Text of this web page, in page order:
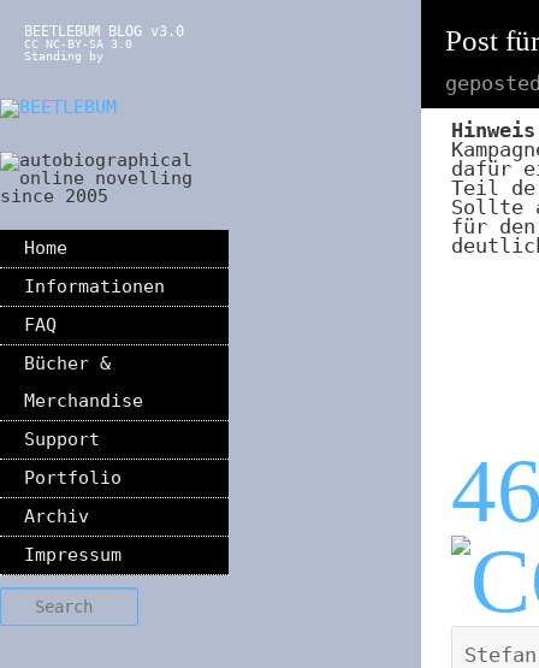
BEETLEBUM BLOG v3.0
CC NC-BY-SA 3.0
Standing by
Home
Informationen
FAQ
Bücher &
Merchandise
Support
Portfolio
Archiv
Impressum
Search
Post
Hinweis
dafür
Teil
Sollte
für den
Stefan